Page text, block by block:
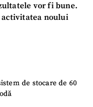
vor fi bune.
activitatea noului
de stocare de 60